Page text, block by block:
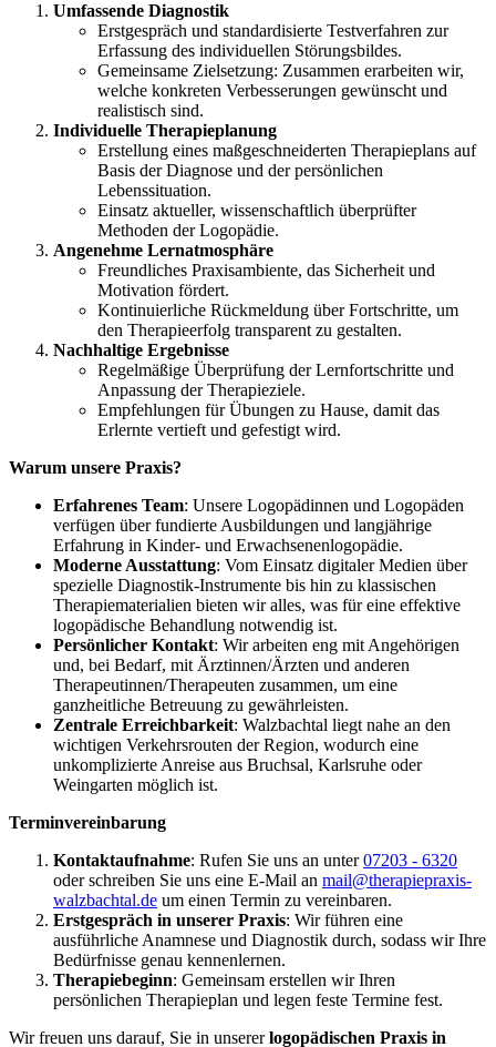
Umfassende Diagnostik
Erstgespräch und standardisierte Testverfahren zur
Erfassung des individuellen Störungsbildes.
Gemeinsame Zielsetzung: Zusammen erarbeiten wir,
welche konkreten Verbesserungen gewünscht und
realistisch sind.
Individuelle Therapieplanung
Erstellung eines maßgeschneiderten Therapieplans auf
Basis der Diagnose und der persönlichen
Lebenssituation.
Einsatz aktueller, wissenschaftlich überprüfter
Methoden der Logopädie.
Angenehme Lernatmosphäre
Freundliches Praxisambiente, das Sicherheit und
Motivation fördert.
Kontinuierliche Rückmeldung über Fortschritte, um
den Therapieerfolg transparent zu gestalten.
Nachhaltige Ergebnisse
Regelmäßige Überprüfung der Lernfortschritte und
Anpassung der Therapieziele.
Empfehlungen für Übungen zu Hause, damit das
Erlernte vertieft und gefestigt wird.
Warum unsere Praxis?
Erfahrenes Team: Unsere Logopädinnen und Logopäden
verfügen über fundierte Ausbildungen und langjährige
Erfahrung in Kinder- und Erwachsenenlogopädie.
Moderne Ausstattung: Vom Einsatz digitaler Medien über
spezielle Diagnostik-Instrumente bis hin zu klassischen
Therapiematerialien bieten wir alles, was für eine effektive
logopädische Behandlung notwendig ist.
Persönlicher Kontakt: Wir arbeiten eng mit Angehörigen
und, bei Bedarf, mit Ärztinnen/Ärzten und anderen
Therapeutinnen/Therapeuten zusammen, um eine
ganzheitliche Betreuung zu gewährleisten.
Zentrale Erreichbarkeit: Walzbachtal liegt nahe an den
wichtigen Verkehrsrouten der Region, wodurch eine
unkomplizierte Anreise aus Bruchsal, Karlsruhe oder
Weingarten möglich ist.
Terminvereinbarung
Kontaktaufnahme: Rufen Sie uns an unter07203 - 6320
oder schreiben Sie uns eine E-Mail an mail@therapiepraxis-
walzbachtal.de um einen Termin zu vereinbaren.
Erstgespräch in unserer Praxis: Wir führen eine
ausführliche Anamnese und Diagnostik durch, sodass wir Ihre
Bedürfnisse genau kennenlernen.
Therapiebeginn: Gemeinsam erstellen wir Ihren
persönlichen Therapieplan und legen feste Termine fest.
Wir freuen uns darauf, Sie in unsererlogopädischen Praxis in